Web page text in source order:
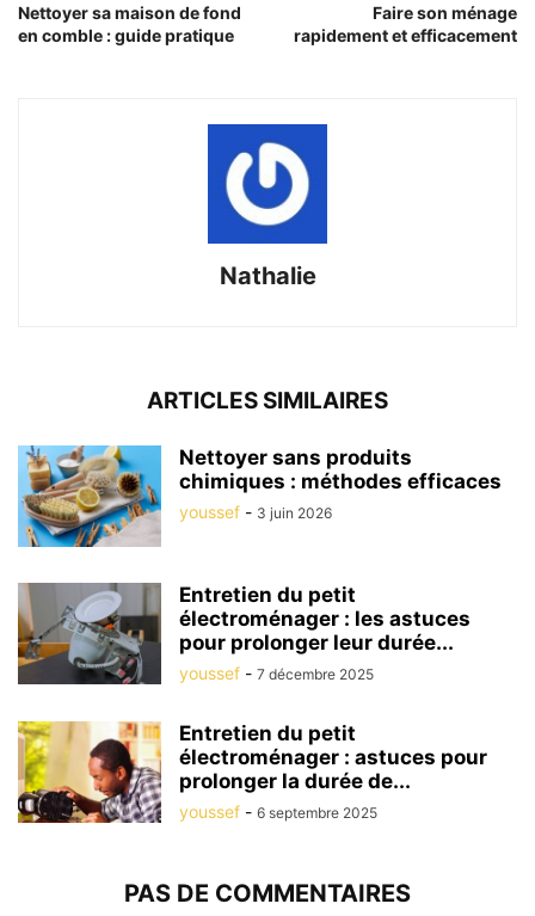
Nettoyer sa maison de fond
en comble : guide pratique
Faire son ménage
rapidement et efficacement
Nathalie
ARTICLES SIMILAIRES
Nettoyer sans produits
chimiques : méthodes efficaces
youssef - 3 juin 2026
Entretien du petit
électroménager : les astuces
pour prolonger leur durée...
youssef - 7 décembre 2025
Entretien du petit
électroménager : astuces pour
prolonger la durée de...
youssef - 6 septembre 2025
PAS DE COMMENTAIRES